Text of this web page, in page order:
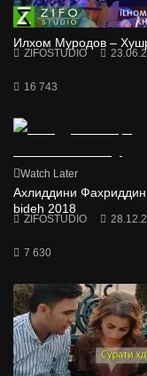
Илхом Муродов –
ZIFOSTUDIO
16 743
Watch Later
Ахлиддини
bideh 2018
ZIFOSTUDIO
7 630